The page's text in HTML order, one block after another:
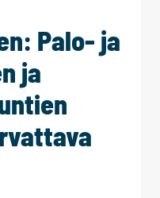
Palo- ja
ja